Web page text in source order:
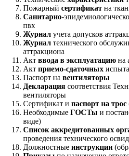
Пожарный сертификат на
Санитарно-
пвх
Журнал учета допусков
Журнал технического
аттракциона
Акт ввода в эксплуатацию на
Акт приемо-сдаточных
Паспорт на вентиляторы
Декларация соответствия
вентиляторы
Сертификат и паспорт на трос
Необходимые ГОСТы и
виде)
Список аккредитованных
проведения технического
Должностные инструкции